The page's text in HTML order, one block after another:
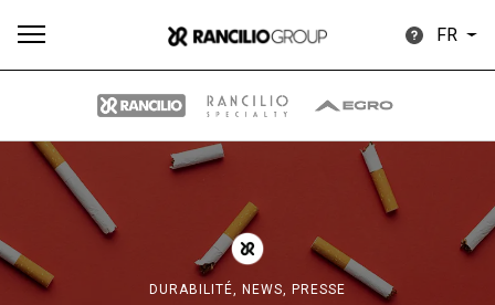
FR
DURABILITÉ, NEWS, PRESSE
Toutes Nouvelles Télécharger
Plus
de